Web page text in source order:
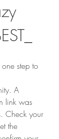
step to
A
link was
Check your
the